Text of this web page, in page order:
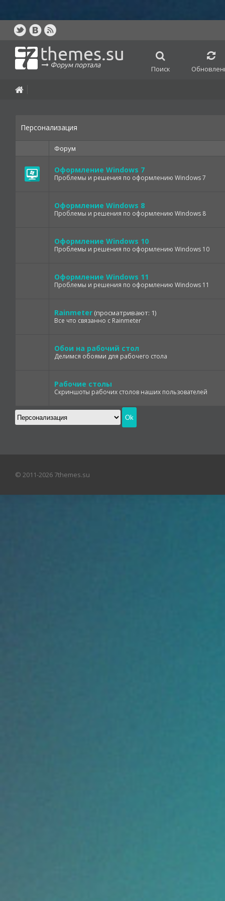
themes.su
Форум портала Поиск
Персонализация
Форум
Оформление Windows 7
Проблемы и решения по оформлению Windows 7
Оформление Windows 8
Проблемы и решения по оформлению Windows 8
Оформление Windows 10
Проблемы и решения по оформлению Windows 10
Оформление Windows 11
Проблемы и решения по оформлению Windows 11
Rainmeter (просматривают: 1)
Все что связанно с Rainmeter
Обои на рабочий стол
Делимся обоями для рабочего стола
Рабочие столы
Скриншоты рабочих столов наших пользователей
© 2011-2026 7themes.su